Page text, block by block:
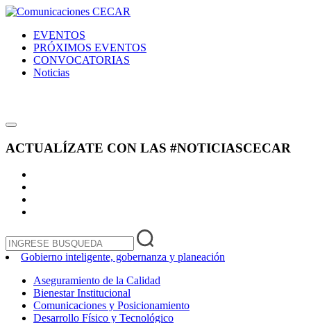
EVENTOS
PRÓXIMOS EVENTOS
CONVOCATORIAS
Noticias
ACTUALÍZATE CON LAS #NOTICIASCECAR
Gobierno inteligente, gobernanza y planeación
Aseguramiento de la Calidad
Bienestar Institucional
Comunicaciones y Posicionamiento
Desarrollo Físico y Tecnológico